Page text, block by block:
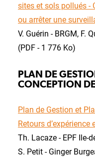
sites et sols pollués -
ou arrêter une
V. Guérin - BRGM, F.
(PDF - 1 776 Ko)
PLAN DE
CONCEPTION
Plan de Gestion et
Retours d’expérience
Th. Lacaze - EPF Ile-
S. Petit - Ginger